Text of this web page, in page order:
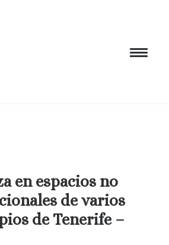
en espacios no
de varios
de Tenerife –